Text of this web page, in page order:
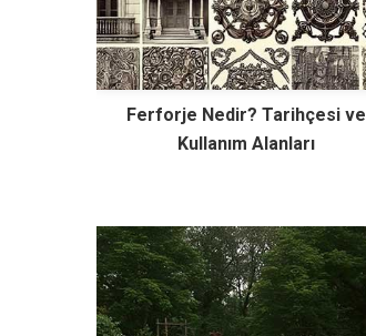
Ferforje Nedir? Tarihçesi ve
Kullanım Alanları